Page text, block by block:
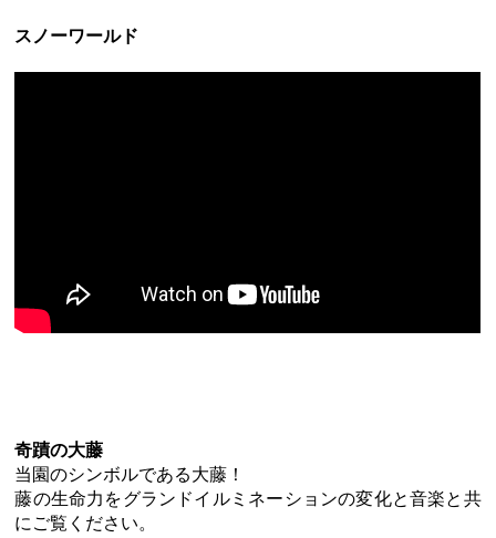
スノーワールド
奇蹟の大藤
当園のシンボルである大藤！
藤の生命力をグランドイルミネーションの変化と音楽と共
にご覧ください。